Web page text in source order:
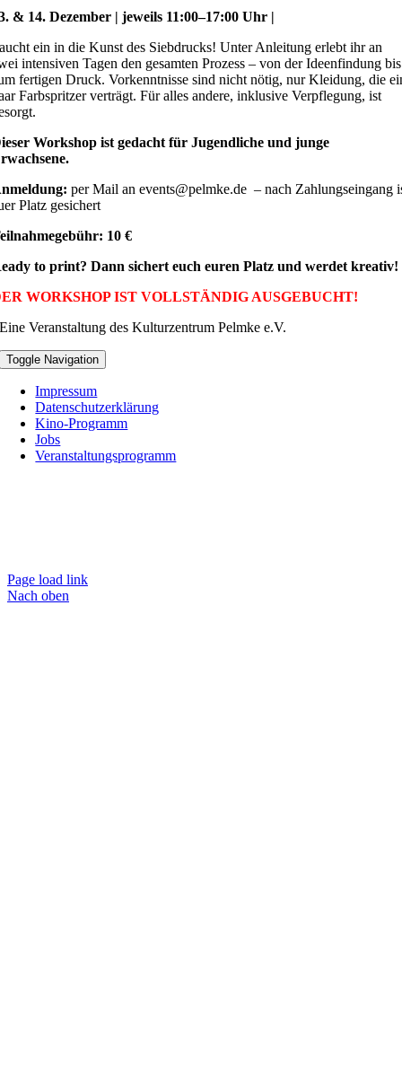
& 14. Dezember | jeweils 11:00–17:00 Uhr |
ein in die Kunst des Siebdrucks! Unter Anleitung erlebt ihr an
intensiven Tagen den gesamten Prozess – von der Ideenfindung bis
fertigen Druck. Vorkenntnisse sind nicht nötig, nur Kleidung, die
Farbspritzer verträgt. Für alles andere, inklusive Verpflegung, ist
Workshop ist gedacht für Jugendliche und junge
per Mail an events@pelmke.de – nach Zahlungseingang
Platz gesichert
10 €
to print? Dann sichert euch euren Platz und werdet kreativ!
WORKSHOP IST VOLLSTÄNDIG AUSGEBUCHT!
Eine Veranstaltung des Kulturzentrum Pelmke e.V.
Toggle Navigation
Impressum
Datenschutzerklärung
Kino-Programm
Jobs
Veranstaltungsprogramm
Page load link
Nach oben